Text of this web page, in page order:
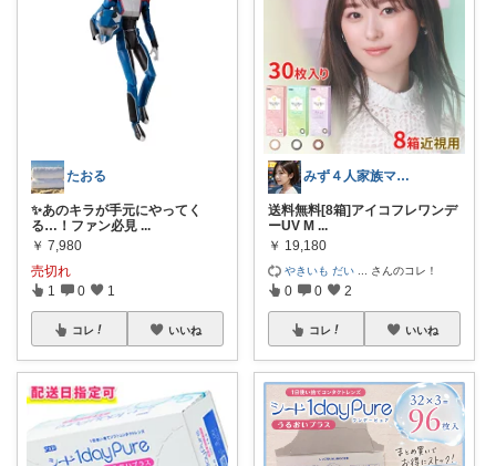
たおる
✨あのキラが手元にやってく
る…！ファン必見 ...
￥ 7,980
売切れ
1 0 1
コレ いいね
みず４人家族ママ★３０代子育て奮闘中🙆
送料無料[8箱]アイコフレワンデ
ーUV M ...
￥ 19,180
やきいも だい さんのコレ！
0 0 2
コレ いいね